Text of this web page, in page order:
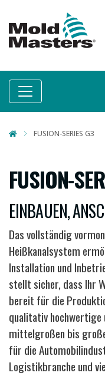
FUSION-SERIES G3
FUSION-
EINBAUEN,
Das vollständig
Heißkanalsystem
Installation und
stellt sicher, dass Ihr
bereit für die
qualitativ
mittelgroßen bis
für die
Logistikbranche und